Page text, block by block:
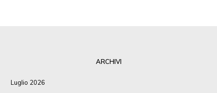
ARCHIVI
Luglio 2026